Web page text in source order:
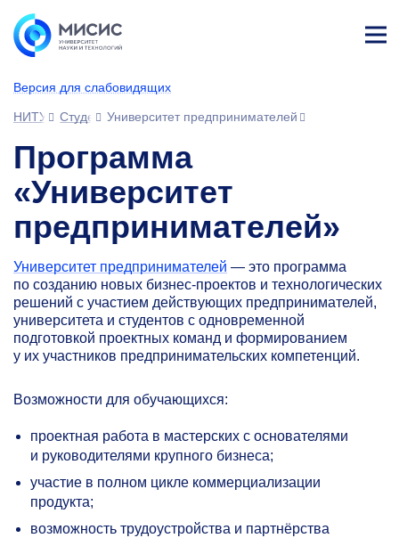
Версия для слабовидящих
НИТУ МИСИС
СтудентамУниверситет предпринимателей
Программа
«Университет
предпринимателей»
Университет предпринимателей — это программа
по созданию новых бизнес-проектов и технологических
решений c участием действующих предпринимателей,
университета и студентов с одновременной
подготовкой проектных команд и формированием
у их участников предпринимательских компетенций.
Возможности для обучающихся:
проектная работа в мастерских с основателями
и руководителями крупного бизнеса;
участие в полном цикле коммерциализации
продукта;
возможность трудоустройства и партнёрства